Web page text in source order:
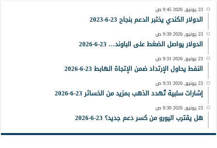
23 يونيو, 2026 9:45 ص
الدولار الكندي يختبر الدعم بنجاح 23-6-2023
23 يونيو, 2026 9:39 ص
الدولار يواصل الضغط على الباوند… 23-6-2026
23 يونيو, 2026 9:31 ص
النفط يحاول الإرتداد ضمن الإتجاة الهابط 23-6-2026
23 يونيو, 2026 9:31 ص
إشارات سلبية تُهدد الذهب بمزيد من الخسائر 23-6-2026
23 يونيو, 2026 9:30 ص
هل يقترب اليورو من كسر دعم جديد؟ 23-6-2026